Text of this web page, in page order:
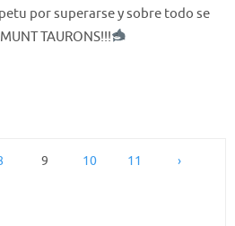
por superarse y sobre todo se
TAURONS!!!
9 10 11 ›